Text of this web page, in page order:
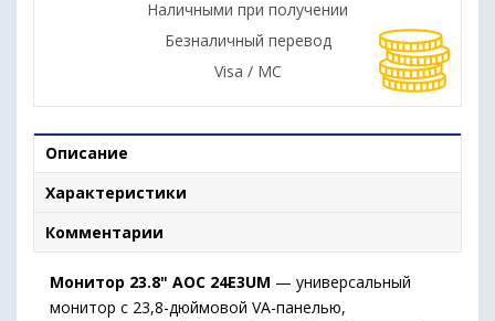
Наличными при получении
Безналичный перевод
Visa / MC
Описание
Характеристики
Комментарии
Монитор 23.8" AOC 24E3UM — универсальный
монитор с 23,8-дюймовой VA-панелью,